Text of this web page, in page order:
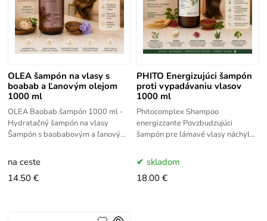
OLEA šampón na vlasy s
boabab a Ľanovým olejom
1000 ml
OLEA Baobab šampón 1000 ml -
Hydratačný šampón na vlasy
Šampón s baobabovým a ľanovým
posilňuje a regeneruje suché a
oslabené
na ceste
14.50 €
PHITO Energizujúci šampón
proti vypadávaniu vlasov
1000 ml
Phitocomplex Shampoo
energizzante Povzbudzujúci
šampón pre lámavé vlasy náchylné
a esenciálne oleje povzbudzujú a
skladom
18.00 €